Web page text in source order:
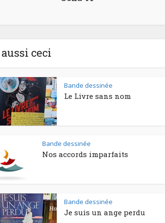
ceci
Bande dessinée
Le Livre sans nom
Bande dessinée
Nos accords imparfaits
Bande dessinée
Je suis un ange perdu